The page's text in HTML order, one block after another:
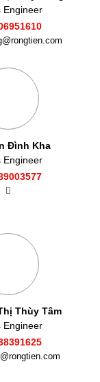
Engineer
Đình Kha
Engineer
Thùy Tâm
Engineer